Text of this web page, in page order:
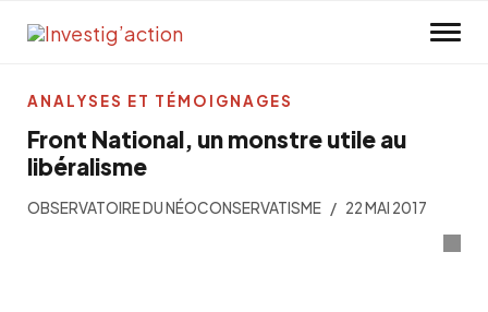
Front National, un monstre utile au
libéralisme
OBSERVATOIRE DU NÉOCONSERVATISME 22 MAI 2017
ANALYSES ET TÉMOIGNAGES